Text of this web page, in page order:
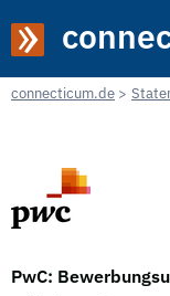
connecticum.de
PwC: